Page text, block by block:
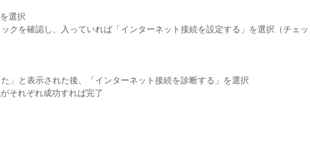
選択
クを確認し、入っていれば「インターネット接続を設定する」を選択（チェ
」と表示された後、「インターネット接続を診断する」を選択
それぞれ成功すれば完了